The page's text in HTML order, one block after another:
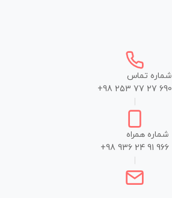
شماره تماس
+98 253 77 27 690
شماره همراه
+98 936 24 91 966